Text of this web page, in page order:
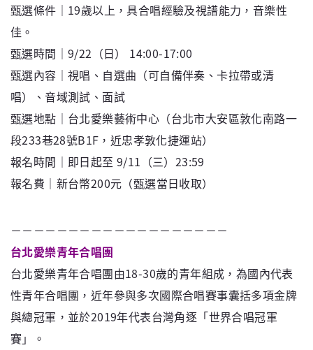
甄選條件｜19歲以上，具合唱經驗及視譜能力，音樂性
佳。
甄選時間｜9/22（日） 14:00-17:00
甄選內容｜視唱、自選曲（可自備伴奏、卡拉帶或清
唱）、音域測試、面試
甄選地點｜台北愛樂藝術中心（台北市大安區敦化南路一
段233巷28號B1F，近忠孝敦化捷運站）
報名時間｜即日起至 9/11（三）23:59
報名費｜新台幣200元（甄選當日收取）
－－－－－－－－－－－－－－－－－－－
台北愛樂青年合唱團
台北愛樂青年合唱團由18-30歲的青年組成，為國內代表
性青年合唱團，近年參與多次國際合唱賽事囊括多項金牌
與總冠軍，並於2019年代表台灣角逐「世界合唱冠軍
賽」。